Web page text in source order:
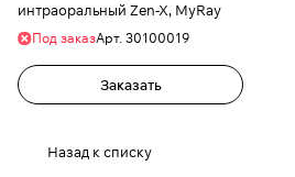
интраоральный Zen-X, MyRay
Под заказАрт. 30100019
Заказать
Назад к списку